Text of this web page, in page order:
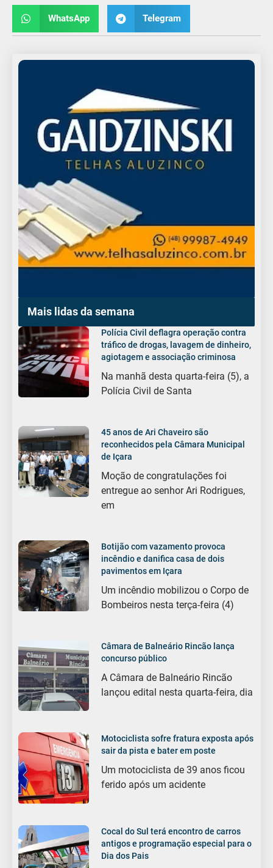
WhatsApp Telegram
Mais lidas da semana
Polícia Civil deflagra operação contra
tráfico de drogas, lavagem de dinheiro,
agiotagem e associação criminosa
Na manhã desta quarta-feira (5), a
Polícia Civil de Santa
45 anos de Ari Chaveiro são
reconhecidos pela Câmara Municipal
de Içara
Moção de congratulações foi
entregue ao senhor Ari Rodrigues,
em
Botijão com vazamento provoca
incêndio e danifica casa de dois
pavimentos em Içara
Um incêndio mobilizou o Corpo de
Bombeiros nesta terça-feira (4)
Câmara de Balneário Rincão lança
concurso público
A Câmara de Balneário Rincão
lançou edital nesta quarta-feira, dia
Motociclista sofre fratura exposta após
sair da pista e bater em poste
Um motociclista de 39 anos ficou
ferido após um acidente
Cocal do Sul terá encontro de carros
antigos e programação especial para o
Dia dos Pais